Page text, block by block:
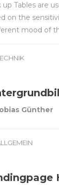
up Tables are
on the
mood of
Günther